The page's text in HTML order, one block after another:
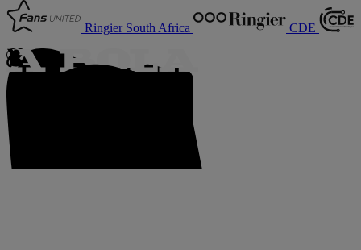
Ringier South Africa CDE